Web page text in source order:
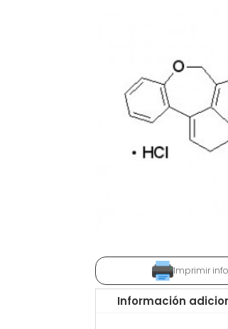
Imprimir
Información